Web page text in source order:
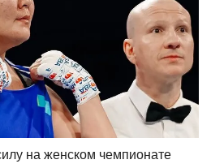
на женском чемпионате